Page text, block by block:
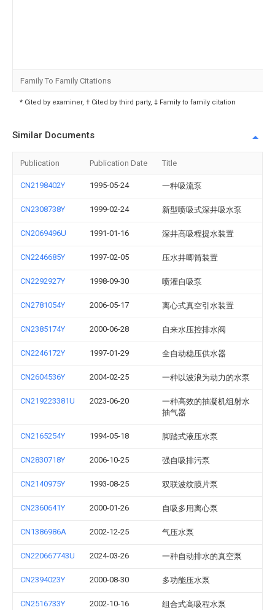
Family To Family Citations
* Cited by examiner, † Cited by third party, ‡ Family to family citation
Similar Documents
Publication Publication Date Title
CN2198402Y 1995-05-24 一种吸流泵
CN2308738Y 1999-02-24 新型喷吸式深井吸水泵
CN2069496U 1991-01-16 深井高吸程提水装置
CN2246685Y 1997-02-05 压水井唧筒装置
CN2292927Y 1998-09-30 喷灌自吸泵
CN2781054Y 2006-05-17 离心式真空引水装置
CN2385174Y 2000-06-28 自来水压控排水阀
CN2246172Y 1997-01-29 全自动稳压供水器
CN2604536Y 2004-02-25 一种以波浪为动力的水泵
CN219223381U 2023-06-20
一种高效的抽凝机组射水
抽气器
CN2165254Y 1994-05-18 脚踏式液压水泵
CN2830718Y 2006-10-25 强自吸排污泵
CN2140975Y 1993-08-25 双联波纹膜片泵
CN2360641Y 2000-01-26 自吸多用离心泵
CN1386986A 2002-12-25 气压水泵
CN220667743U 2024-03-26 一种自动排水的真空泵
CN2394023Y 2000-08-30 多功能压水泵
CN2516733Y 2002-10-16 组合式高吸程水泵